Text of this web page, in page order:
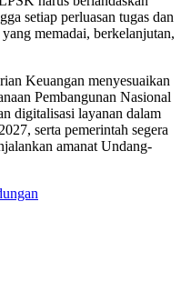
setiap perluasan tugas dan
memadai, berkelanjutan,
Keuangan menyesuaikan
Pembangunan Nasional
digitalisasi layanan dalam
serta pemerintah segera
amanat Undang-